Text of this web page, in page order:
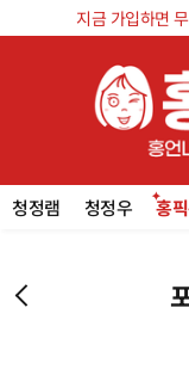
지금 가입하면
청정램 청정우 홍